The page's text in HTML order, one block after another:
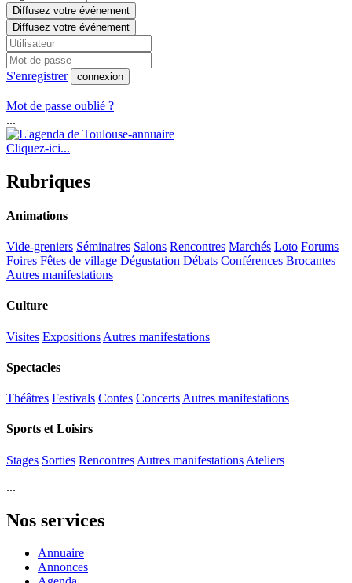
Diffusez votre événement
Diffusez votre événement
S'enregistrer connexion
Mot de passe oublié ?
...
Cliquez-ici...
Rubriques
Animations
Vide-greniers Séminaires Salons Rencontres Marchés Loto Forums
Foires Fêtes de village Dégustation Débats Conférences Brocantes
Autres manifestations
Culture
Visites Expositions Autres manifestations
Spectacles
Théâtres Festivals Contes Concerts Autres manifestations
Sports et Loisirs
Stages Sorties Rencontres Autres manifestations Ateliers
...
Nos services
Annuaire
Annonces